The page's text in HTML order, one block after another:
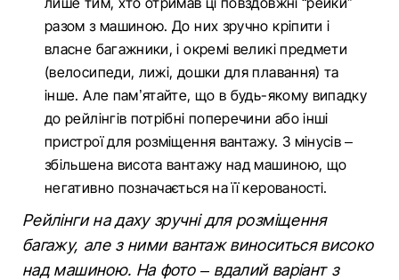
разом з машиною. До них зручно кріпити і
власне багажники, і окремі великі предмети
(велосипеди, лижі, дошки для плавання) та
інше. Але пам’ятайте, що в будь-якому випадку
до рейлінгів потрібні поперечини або інші
пристрої для розміщення вантажу. З мінусів –
збільшена висота вантажу над машиною, що
негативно позначається на її керованості.
Рейлінги на даху зручні для розміщення
багажу, але з ними вантаж виноситься високо
над машиною. На фото – вдалий варіант з